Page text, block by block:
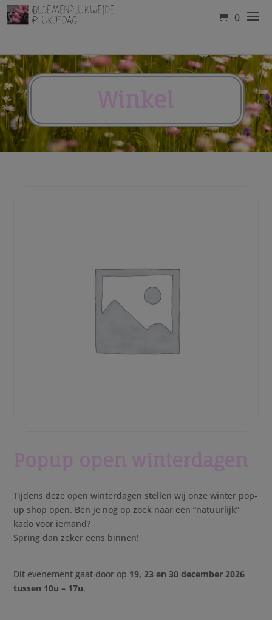
0
Winkel
Popup open winterdagen
Tijdens deze open winterdagen stellen wij onze winter pop-
up shop open. Ben je nog op zoek naar een “natuurlijk”
kado voor iemand?
Spring dan zeker eens binnen!
Dit evenement gaat door op 19,23 en 30 december 2026
tussen 10u – 17u.